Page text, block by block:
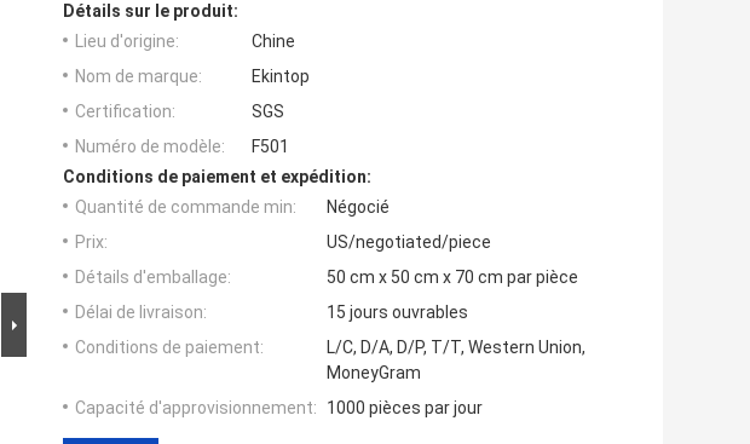
Détails sur le produit:
Lieu d'origine:
Chine
Nom de marque:
Ekintop
Certification:
SGS
Numéro de modèle:
F501
Conditions de paiement et expédition:
Quantité de commande min:
Négocié
Prix:
US/negotiated/piece
Détails d'emballage:
50 cm x 50 cm x 70 cm par pièce
Délai de livraison:
15 jours ouvrables
Conditions de paiement:
L/C, D/A, D/P, T/T, Western Union,
MoneyGram
Capacité d'approvisionnement:
1000 pièces par jour